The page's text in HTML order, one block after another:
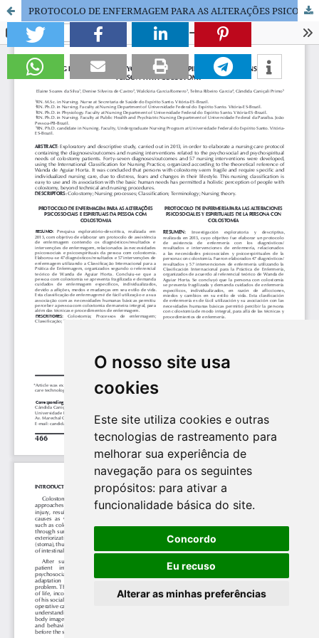
O nosso site usa
cookies
Este site utiliza cookies e outras
tecnologias de rastreamento para
melhorar sua experiência de
navegação para os seguintes
propósitos: para ativar a
funcionalidade básica do site.
Concordo
Eu recuso
Alterar as minhas preferências
PROTOCOLO DE ENFERMAGEM PARA AS ALTERAÇÕES PSICOSSOCIAIS E ESPIRITUAIS DA PESSOA COM COLOSTOMIA